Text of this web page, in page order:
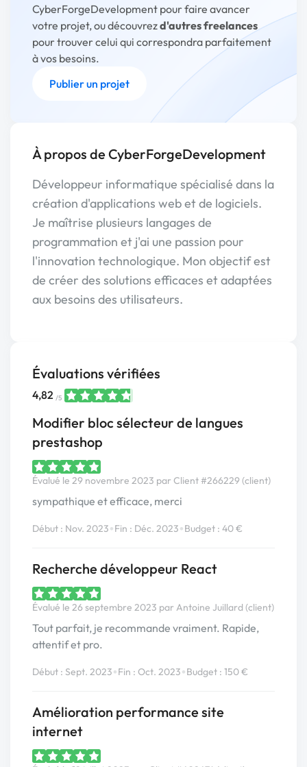
CyberForgeDevelopment pour faire avancer
votre projet, ou découvrezd'autres freelances
pour trouver celui qui correspondra parfaitement
à vos besoins.
Publier un projet
À propos de CyberForgeDevelopment
Développeur informatique spécialisé dans la
création d'applications web et de logiciels.
Je maîtrise plusieurs langages de
programmation et j'ai une passion pour
l'innovation technologique. Mon objectif est
de créer des solutions efficaces et adaptées
aux besoins des utilisateurs.
Évaluations vérifiées
4,82 /5
Modifier bloc sélecteur de langues
prestashop
Évalué le 29 novembre 2023 par Client #266229 (client)
sympathique et efficace, merci
Début : Nov. 2023•Fin : Déc. 2023•Budget : 40 €
Recherche développeur React
Évalué le 26 septembre 2023 par Antoine Juillard (client)
Tout parfait, je recommande vraiment. Rapide,
attentif et pro.
Début : Sept. 2023•Fin : Oct. 2023•Budget : 150 €
Amélioration performance site
internet